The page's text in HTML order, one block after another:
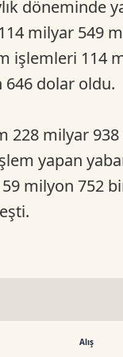
döneminde
milyar 549
işlemleri 114
dolar oldu.
228 milyar
yapan
milyon 752
Alış